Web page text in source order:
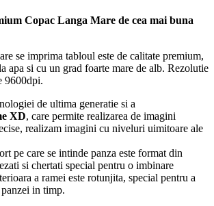
Copac Langa Mare de cea mai buna
se imprima tabloul este de calitate premium,
apa si cu un grad foarte mare de alb. Rezolutie
9600dpi.
de ultima generatie si a
XD, care permite realizarea de imagini
realizam imagini cu niveluri uimitoare ale
pe care se intinde panza este format din
si chertati special pentru o imbinare
a ramei este rotunjita, special pentru a
in timp.